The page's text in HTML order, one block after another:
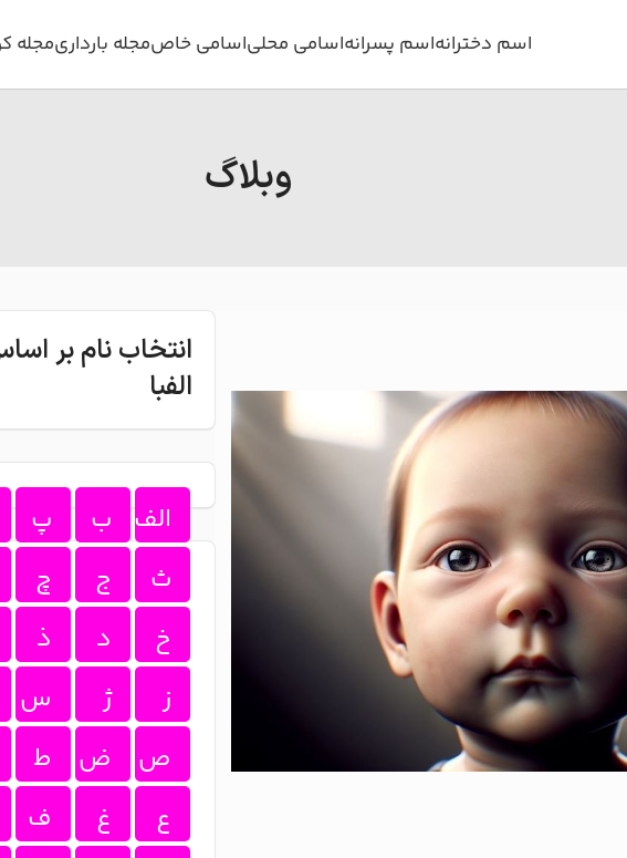
اسم دخترانهاسم پسرانهاسامی محلیاسامی خاصمجله بارداریمجله
وبلاگ
انتخاب نام بر
الفبا
الف ب
پ
ث
ج
چ
خ
د
ذ
ز
ژ
س
ص
ض
ط
ع
غ
ف